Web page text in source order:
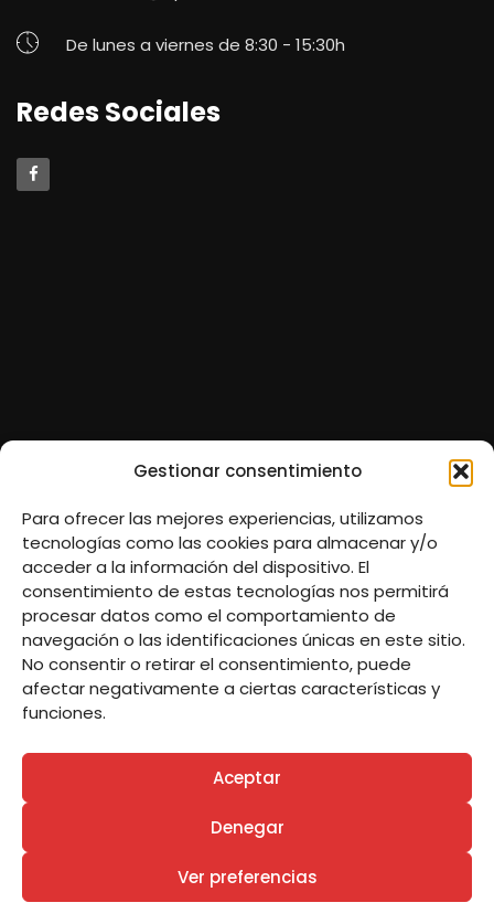
Gestionar consentimiento
Para ofrecer las mejores experiencias, utilizamos
tecnologías como las cookies para almacenar y/o
acceder a la información del dispositivo. El
consentimiento de estas tecnologías nos permitirá
procesar datos como el comportamiento de
navegación o las identificaciones únicas en este sitio.
No consentir o retirar el consentimiento, puede
afectar negativamente a ciertas características y
funciones.
Aceptar
Denegar
Ver preferencias
De lunes a viernes de 8:30 - 15:30h
Redes Sociales
Estudio Digital MC Clic
Política de Privacidad y Aviso Legal Política de Cookies